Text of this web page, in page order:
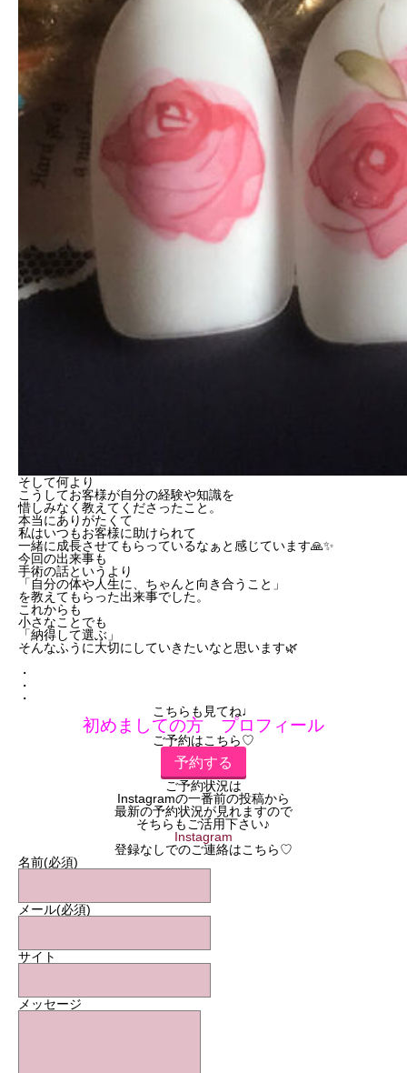
そして何より
こうしてお客様が自分の経験や知識を
惜しみなく教えてくださったこと。
本当にありがたくて
私はいつもお客様に助けられて
一緒に成長させてもらっているなぁと感じています🙏✨
今回の出来事も
手術の話というより
「自分の体や人生に、ちゃんと向き合うこと」
を教えてもらった出来事でした。
これからも
小さなことでも
「納得して選ぶ」
そんなふうに大切にしていきたいなと思います🌿
・
・
・
こちらも見てね♩
初めましての方 プロフィール
ご予約はこちら♡
予約する
ご予約状況は
Instagramの一番前の投稿から
最新の予約状況が見れますので
そちらもご活用下さい♪
Instagram
登録なしでのご連絡はこちら♡
名前(必須)
メール(必須)
サイト
メッセージ